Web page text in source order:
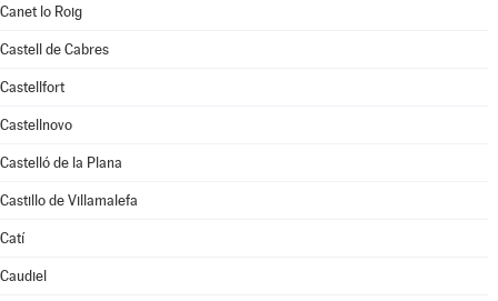
Canet lo Roig
Castell de Cabres
Castellfort
Castellnovo
Castelló de la Plana
Castillo de Villamalefa
Catí
Caudiel